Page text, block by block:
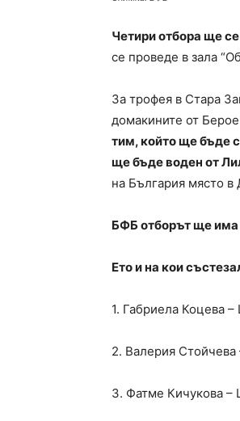
Четири отбора ще
се проведе в зала
За трофея в Стара
домакините от
тим, който ще бъде
ще бъде воден от
на България място в
БФБ отборът ще има
Ето и на кои
1. Габриела Коцева
2. Валерия
3. Фатме Кичукова